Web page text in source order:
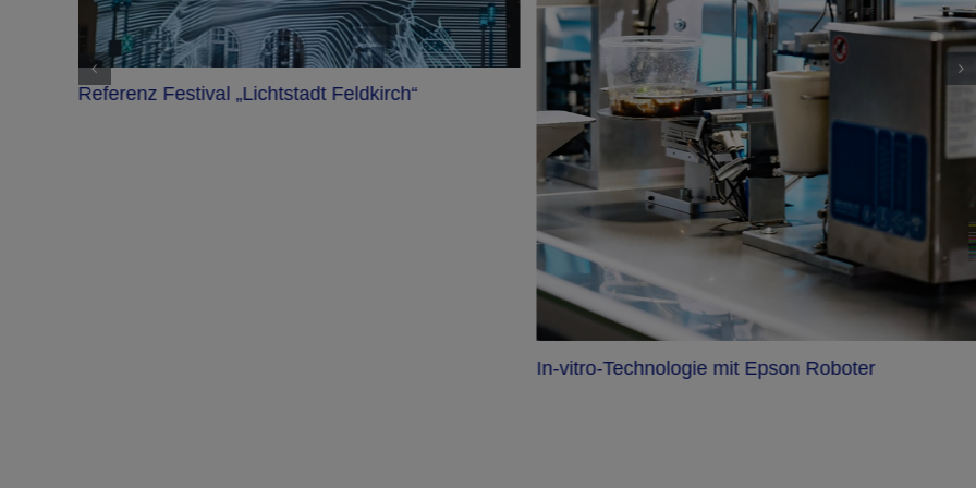
Referenz Festival „Lichtstadt Feldkirch“
In-vitro-Technologie mit Epson Roboter